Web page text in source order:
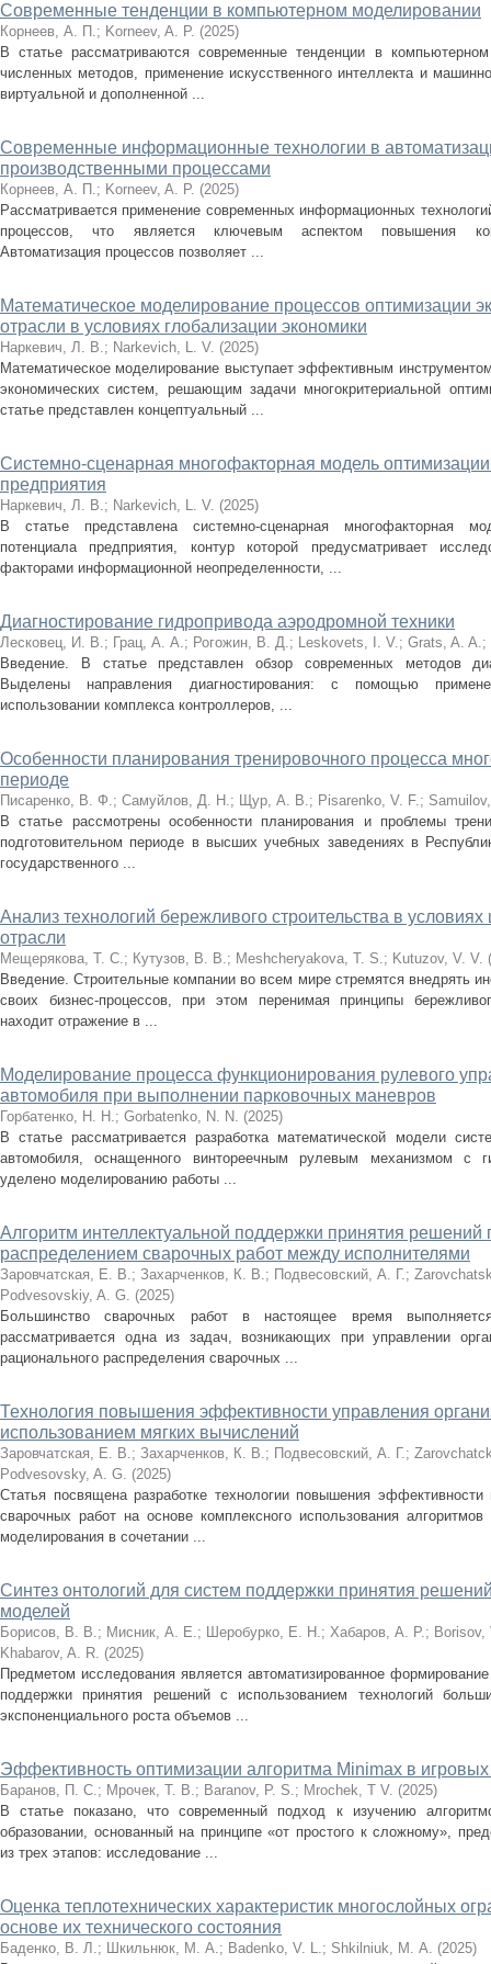
Современные тенденции в компьютерном моделировании
Корнеев, А. П.; Korneev, A. P. (2025)
В статье рассматриваются современные тенденции в
численных методов, применение искусственного интеллекта и
виртуальной и дополненной ...
Современные информационные технологии в
производственными процессами
Корнеев, А. П.; Korneev, A. P. (2025)
Рассматривается применение современных информационных
процессов, что является ключевым аспектом повышения
Автоматизация процессов позволяет ...
Математическое моделирование процессов оптимизации
отрасли в условиях глобализации экономики
Наркевич, Л. В.; Narkevich, L. V. (2025)
Математическое моделирование выступает эффективным
экономических систем, решающим задачи многокритериальной
статье представлен концептуальный ...
Системно-сценарная многофакторная модель
предприятия
Наркевич, Л. В.; Narkevich, L. V. (2025)
В статье представлена системно-сценарная многофакторная
потенциала предприятия, контур которой предусматривает
факторами информационной неопределенности, ...
Диагностирование гидропривода аэродромной техники
Лесковец, И. В.; Грац, А. А.; Рогожин, В. Д.; Leskovets, I. V.; Grats, A. A.;
Введение. В статье представлен обзор современных методов
Выделены направления диагностирования: с помощью
использовании комплекса контроллеров, ...
Особенности планирования тренировочного процесса
периоде
Писаренко, В. Ф.; Самуйлов, Д. Н.; Щур, А. В.; Pisarenko, V. F.;
В статье рассмотрены особенности планирования и проблемы
подготовительном периоде в высших учебных заведениях в
государственного ...
Анализ технологий бережливого строительства в
отрасли
Мещерякова, Т. С.; Кутузов, В. В.; Meshcheryakova, T. S.; Kutuzov, V. V. (
Введение. Строительные компании во всем мире стремятся внедрять
своих бизнес-процессов, при этом перенимая принципы
находит отражение в ...
Моделирование процесса функционирования рулевого
автомобиля при выполнении парковочных маневров
Горбатенко, Н. Н.; Gorbatenko, N. N. (2025)
В статье рассматривается разработка математической модели
автомобиля, оснащенного винтореечным рулевым механизмом c
уделено моделированию работы ...
Алгоритм интеллектуальной поддержки принятия решений
распределением сварочных работ между исполнителями
Заровчатская, Е. В.; Захарченков, К. В.; Подвесовский, А. Г.;
Podvesovskiy, A. G. (2025)
Большинство сварочных работ в настоящее время
рассматривается одна из задач, возникающих при управлении
рационального распределения сварочных ...
Технология повышения эффективности управления
использованием мягких вычислений
Заровчатская, Е. В.; Захарченков, К. В.; Подвесовский, А. Г.;
Podvesovsky, A. G. (2025)
Статья посвящена разработке технологии повышения эффективности
сварочных работ на основе комплексного использования
моделирования в сочетании ...
Синтез онтологий для систем поддержки принятия
моделей
Борисов, В. В.; Мисник, А. Е.; Шеробурко, Е. Н.; Хабаров, А. Р.; Borisov,
Khabarov, A. R. (2025)
Предметом исследования является автоматизированное
поддержки принятия решений с использованием технологий
экспоненциального роста объемов ...
Эффективность оптимизации алгоритма Minimax в игровых
Баранов, П. С.; Мрочек, Т. В.; Baranov, P. S.; Mrochek, T V. (2025)
В статье показано, что современный подход к изучению
образовании, основанный на принципе «от простого к сложному»,
из трех этапов: исследование ...
Оценка теплотехнических характеристик многослойных
основе их технического состояния
Баденко, В. Л.; Шкильнюк, М. А.; Badenko, V. L.; Shkilniuk, М. A. (2025)